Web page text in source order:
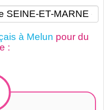
à Melun pour du
: